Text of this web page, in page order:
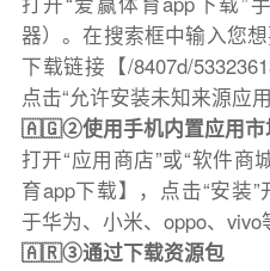
器）。在搜索框中输入您
下载链接【/8407d/
点击“允许安装未知来源应用
🇦🇬②使用手机内置应用市
打开“应用商店”或“软件商
育app下载】，点击“安装
于华为、小米、oppo、vivo
🇦🇷③通过下载资源包